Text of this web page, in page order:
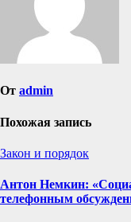
От admin
Похожая запись
Закон и порядок
Антон Немкин:
телефонным